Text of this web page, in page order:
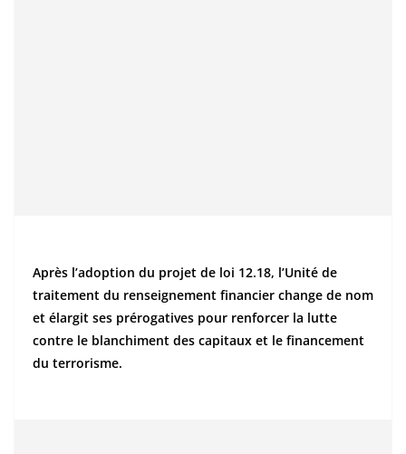
Après l’adoption du projet de loi 12.18, l’Unité de
traitement du renseignement financier change de nom
et élargit ses prérogatives pour renforcer la lutte
contre le blanchiment des capitaux et le financement
du terrorisme.